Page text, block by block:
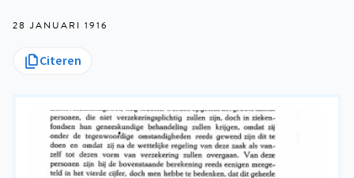
28 JANUARI 1916
Citeren